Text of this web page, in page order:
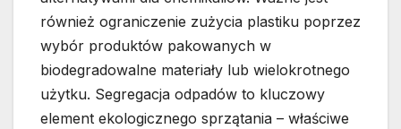
również ograniczenie zużycia plastiku poprzez
wybór produktów pakowanych w
biodegradowalne materiały lub wielokrotnego
użytku. Segregacja odpadów to kluczowy
element ekologicznego sprzątania – właściwe